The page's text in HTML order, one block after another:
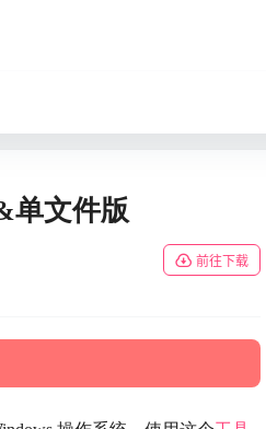
单文件版
前往下载